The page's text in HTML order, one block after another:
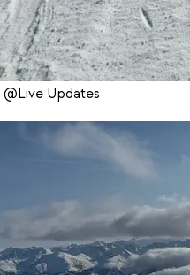
@Live Updates